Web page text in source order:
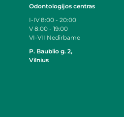
Odontologijos centras
I-IV8:00 - 20:00
V8:00 - 19:00
VI-VII Nedirbame
P. Baublio g. 2,
Vilnius